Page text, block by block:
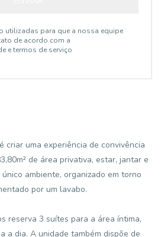
utilizadas para que a nossa equipe
de acordo com a
e termos de serviço
criar uma experiência de convivência
de área privativa, estar, jantar e
ambiente, organizado em torno
por um lavabo.
reserva 3 suítes para a área íntima,
a dia. A unidade também dispõe de